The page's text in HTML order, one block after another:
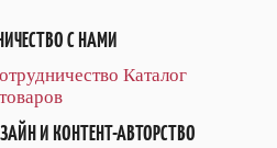
С НАМИ
Каталог
товаров
И КОНТЕНТ-АВТОРСТВО